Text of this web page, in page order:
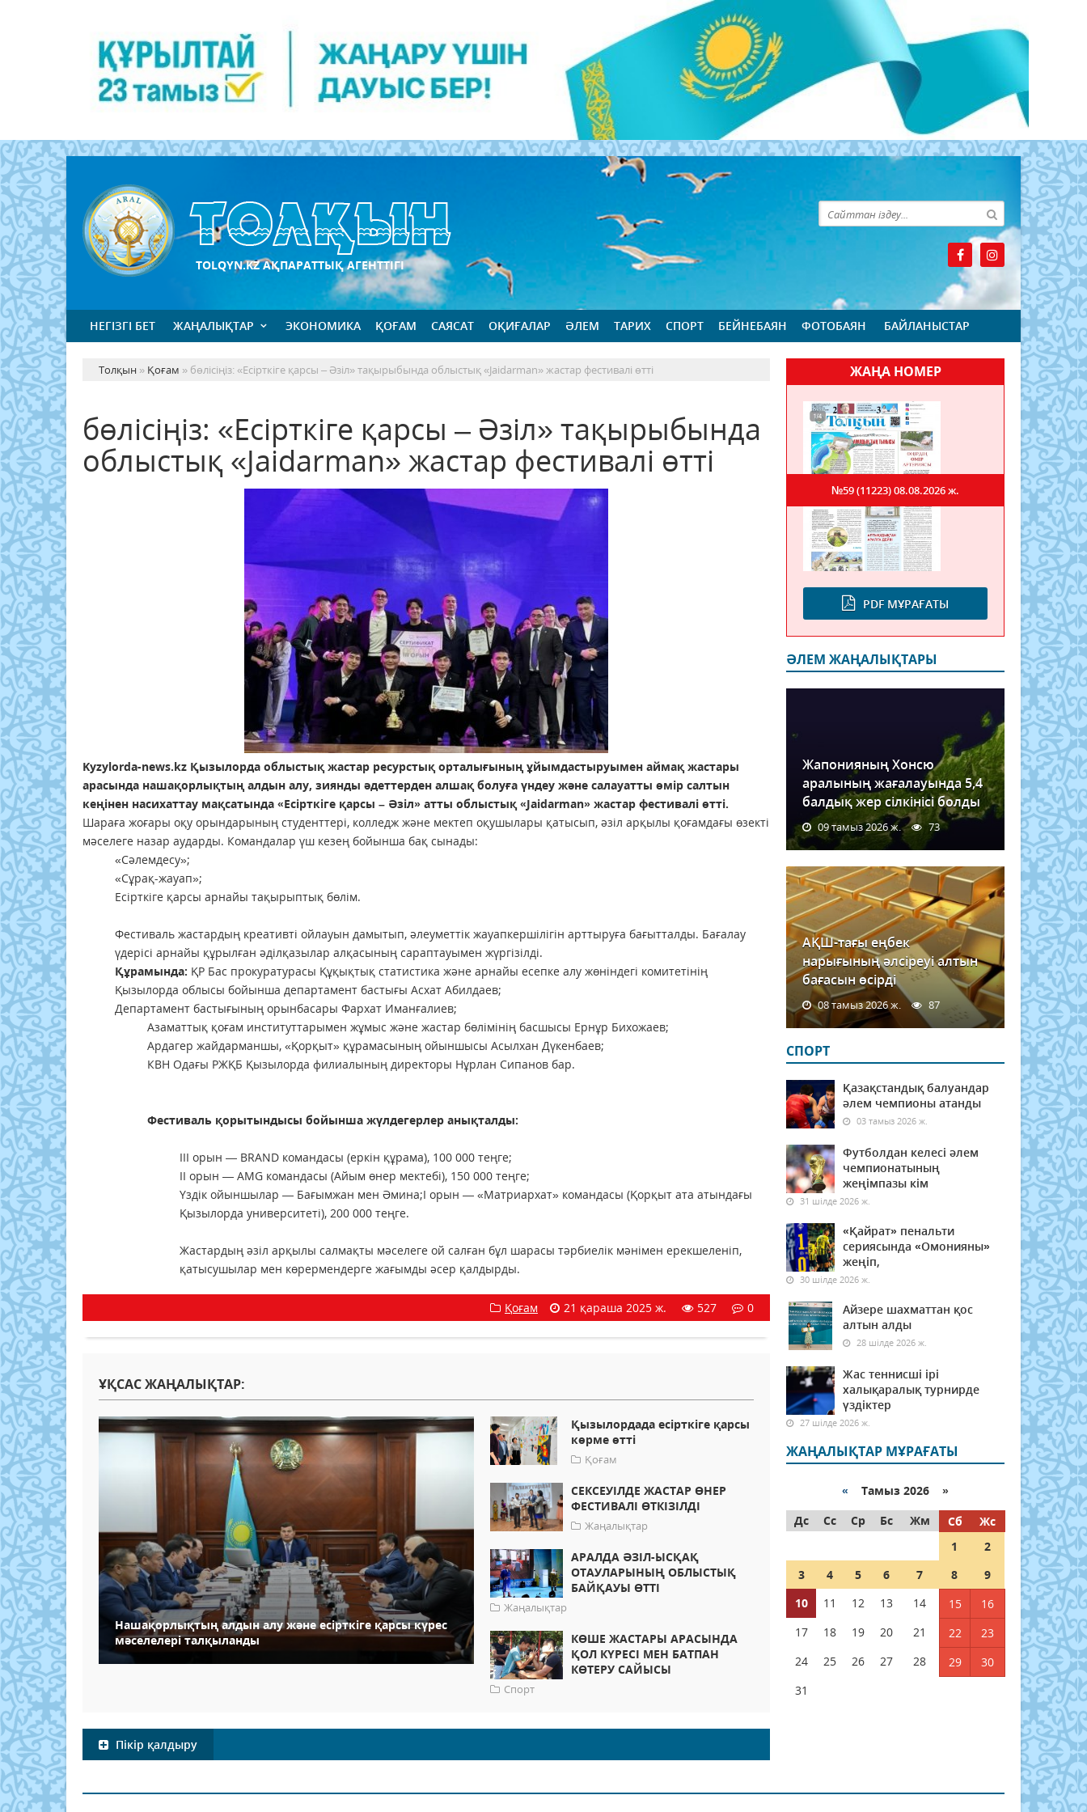
TOLQYN.KZ АҚПАРАТТЫҚ АГЕНТТІГІ
НЕГІЗГІ БЕТ ЖАҢАЛЫҚТАР ЭКОНОМИКА ҚОҒАМ САЯСАТ ОҚИҒАЛАР ӘЛЕМ ТАРИХ СПОРТ БЕЙНЕБАЯН ФОТОБАЯН БАЙЛАНЫСТАР
Толқын » Қоғам » бөлісіңіз: «Есірткіге қарсы – Әзіл» тақырыбында облыстық «Jaіdarman» жастар фестивалі өтті
бөлісіңіз: «Есірткіге қарсы – Әзіл» тақырыбында
облыстық «Jaіdarman» жастар фестивалі өтті
Kyzylorda-news.kz Қызылорда облыстық жастар ресурстық орталығының ұйымдастыруымен аймақ жастары
арасында нашақорлықтың алдын алу, зиянды әдеттерден алшақ болуға үндеу және салауатты өмір салтын
кеңінен насихаттау мақсатында «Есірткіге қарсы – Әзіл» атты облыстық «Jaіdarman» жастар фестивалі өтті.
Шараға жоғары оқу орындарының студенттері, колледж және мектеп оқушылары қатысып, әзіл арқылы қоғамдағы өзекті
мәселеге назар аударды. Командалар үш кезең бойынша бақ сынады:
«Сәлемдесу»;
«Сұрақ-жауап»;
Есірткіге қарсы арнайы тақырыптық бөлім.
Фестиваль жастардың креативті ойлауын дамытып, әлеуметтік жауапкершілігін арттыруға бағытталды. Бағалау
үдерісі арнайы құрылған әділқазылар алқасының сараптауымен жүргізілді.
Құрамында: ҚР Бас прокуратурасы Құқықтық статистика және арнайы есепке алу жөніндегі комитетінің
Қызылорда облысы бойынша департамент бастығы Асхат Абилдаев;
Департамент бастығының орынбасары Фархат Иманғалиев;
Азаматтық қоғам институттарымен жұмыс және жастар бөлімінің басшысы Ернұр Бихожаев;
Ардагер жайдарманшы, «Қорқыт» құрамасының ойыншысы Асылхан Дүкенбаев;
КВН Одағы РЖҚБ Қызылорда филиалының директоры Нұрлан Сипанов бар.
Фестиваль қорытындысы бойынша жүлдегерлер анықталды:
III орын — BRAND командасы (еркін құрама), 100 000 теңге;
II орын — AMG командасы (Айым өнер мектебі), 150 000 теңге;
Үздік ойыншылар — Бағымжан мен Әмина;I орын — «Матриархат» командасы (Қорқыт ата атындағы
Қызылорда университеті), 200 000 теңге.
Жастардың әзіл арқылы салмақты мәселеге ой салған бұл шарасы тәрбиелік мәнімен ерекшеленіп,
қатысушылар мен көрермендерге жағымды әсер қалдырды.
Қоғам 21 қараша 2025 ж. 527 0
ҰҚСАС ЖАҢАЛЫҚТАР:
Нашақорлықтың алдын алу және есірткіге қарсы күрес
мәселелері талқыланды
Қызылордада есірткіге қарсы
көрме өтті
Қоғам
СЕКСЕУІЛДЕ ЖАСТАР ӨНЕР
ФЕСТИВАЛІ ӨТКІЗІЛДІ
Жаңалықтар
АРАЛДА ӘЗІЛ-ЫСҚАҚ
ОТАУЛАРЫНЫҢ ОБЛЫСТЫҚ
БАЙҚАУЫ ӨТТІ
Жаңалықтар
КӨШЕ ЖАСТАРЫ АРАСЫНДА
ҚОЛ КҮРЕСІ МЕН БАТПАН
КӨТЕРУ САЙЫСЫ
Спорт
Пікір қалдыру
ЖАҢА НОМЕР
PDF МҰРАҒАТЫ
№59 (11223)08.08.2026 ж.
ӘЛЕМ ЖАҢАЛЫҚТАРЫ
Жапонияның Хонсю
аралының жағалауында 5,4
балдық жер сілкінісі болды
09 тамыз 2026 ж. 73
АҚШ-тағы еңбек
нарығының әлсіреуі алтын
бағасын өсірді
08 тамыз 2026 ж. 87
СПОРТ
Қазақстандық балуандар
әлем чемпионы атанды
03 тамыз 2026 ж.
Футболдан келесі әлем
чемпионатының
жеңімпазы кім
31 шілде 2026 ж.
«Қайрат» пенальти
сериясында «Омонияны»
жеңіп,
30 шілде 2026 ж.
Айзере шахматтан қос
алтын алды
28 шілде 2026 ж.
Жас теннисші ірі
халықаралық турнирде
үздіктер
27 шілде 2026 ж.
ЖАҢАЛЫҚТАР МҰРАҒАТЫ
« Тамыз 2026 »
Дс
Сс Ср Бс Жм Сб
Жс
1
2
3
4 5 6 7 8
9
10
11 12 13 14 15
16
17
18 19 20 21 22
23
24
25 26 27 28 29
30
31